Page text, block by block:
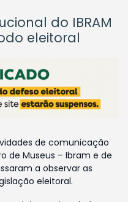
do IBRAM
eleitoral
de comunicação
de Museus – Ibram e de
a observar as
eleitoral.